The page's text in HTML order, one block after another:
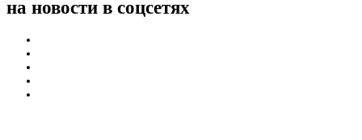
на новости в соцсетях